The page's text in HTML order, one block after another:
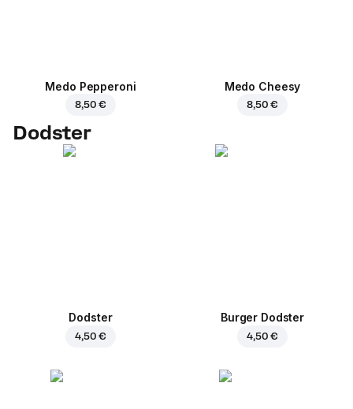
Medo Pepperoni
8,50 €
Medo Cheesy
8,50 €
Dodster
Dodster
4,50 €
Burger Dodster
4,50 €